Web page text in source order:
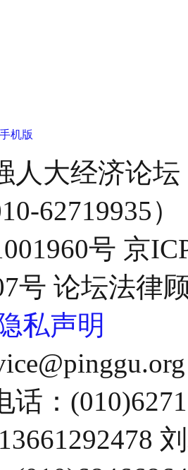
手机版
人大经济论
62719935）
号 京
号 论坛法律
私声明
话：